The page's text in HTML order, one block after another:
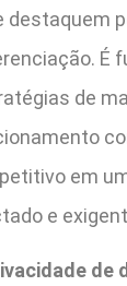
destaquem
É
de
em
e
de